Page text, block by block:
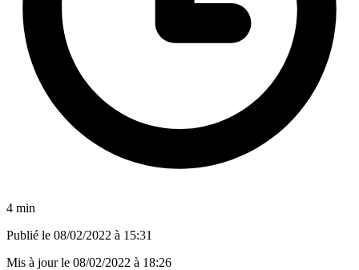
4 min
Publié le 08/02/2022 à 15:31
Mis à jour le 08/02/2022 à 18:26